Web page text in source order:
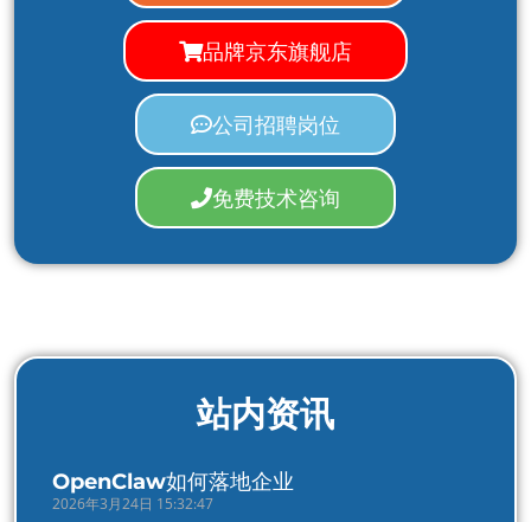
品牌京东旗舰店
公司招聘岗位
免费技术咨询
站内资讯
OpenClaw如何落地企业
2026年3月24日 15:32:47